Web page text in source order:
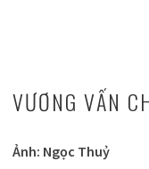
VƯƠNG VẤN
Ảnh: Ngọc Thuỷ